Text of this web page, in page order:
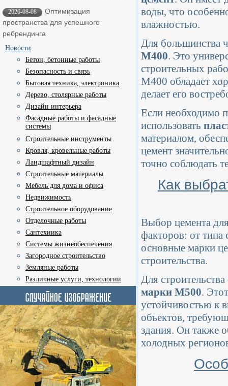
2026-08-08
Оптимизация
пространства для успешного
ребрендинга
Новости
Бетон, бетонные работы
Безопасность и связь
Бытовая техника, электроника
Дерево, столярные работы
Дизайн интерьера
Фасадные работы и фасадные
системы
Строительные инструменты
Кровля, кровельные работы
Ландшафтный дизайн
Строительные материалы
Мебель для дома и офиса
Недвижимость
Строительное оборудование
Отделочные работы
Сантехника
Системы жизнеобеспечения
Загородное строительство
Земляные работы
Различные услуги, технологии
воды, что
влажностью.
Для большинства
М400. Это
строительных
М400 обладает
делает его
Если необходимо
использовать
материалом,
цемент
точно соблюдать
Как
Выбор цемента
факторов: от типа
основные марки
строительства.
Для
марки М500.
устойчивостью к
объектов,
здания. Он также
холодных